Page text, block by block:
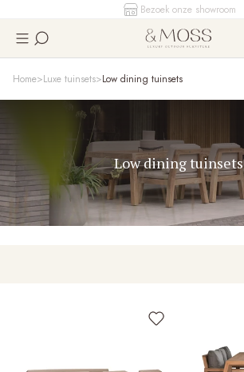
Bezoek onze showroom
Home Luxe tuinsets Low dining tuinsets
Low dining tuinsets